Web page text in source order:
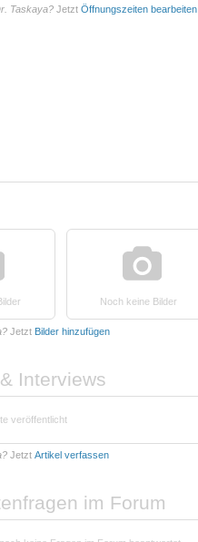
Taskaya? Jetzt Öffnungszeiten bearbeiten
Noch keine Bilder
Jetzt Bilder hinzufügen
Interviews
veröffentlicht
Jetzt Artikel verfassen
im Forum